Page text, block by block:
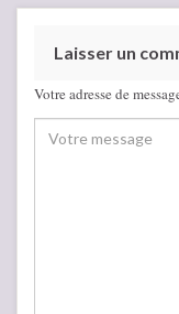
Laisser un
Votre adresse de